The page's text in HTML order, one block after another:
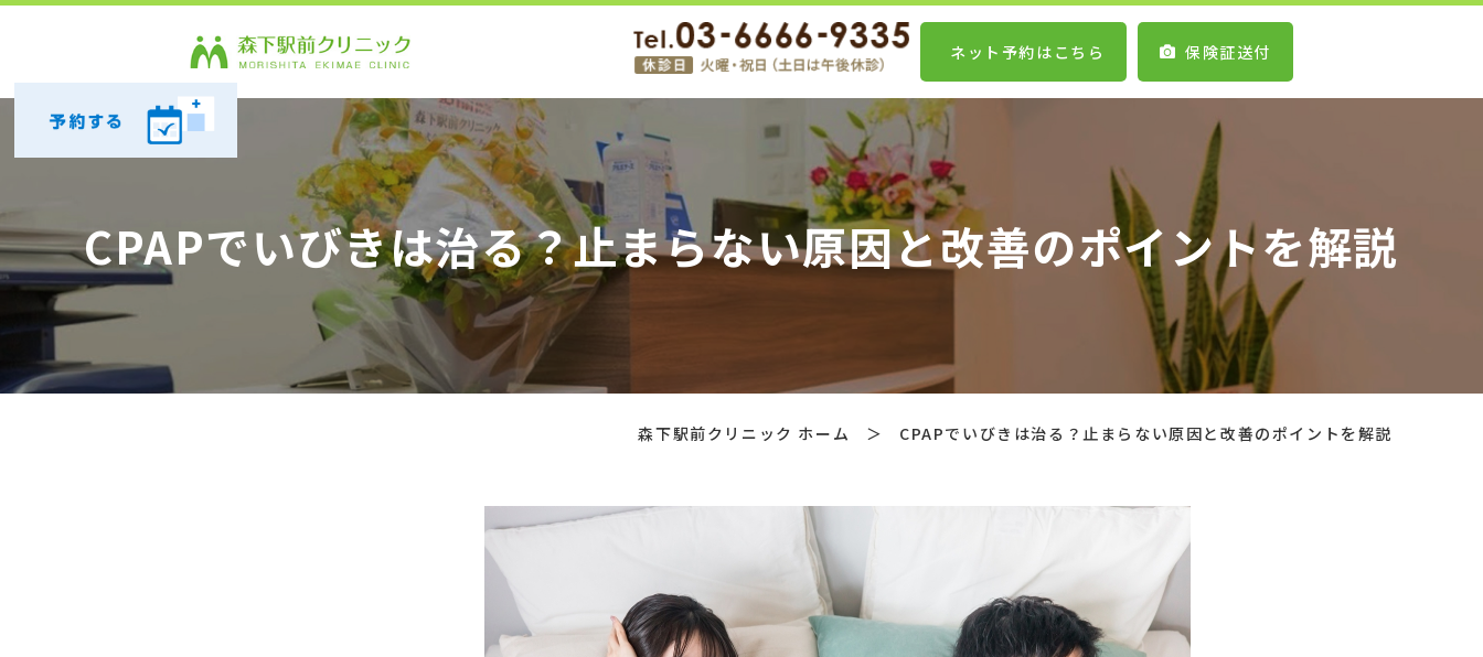
ネット予約はこちら 保険証送付
CPAPでいびきは治る？止まらない原因と改善のポイントを解説
森下駅前クリニック ホーム ＞ CPAPでいびきは治る？止まらない原因と改善のポイントを解説